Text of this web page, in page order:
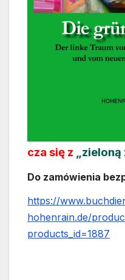
cza się z „zieloną
Do zamówienia
https://
hohenrain.de/
products_id=1887